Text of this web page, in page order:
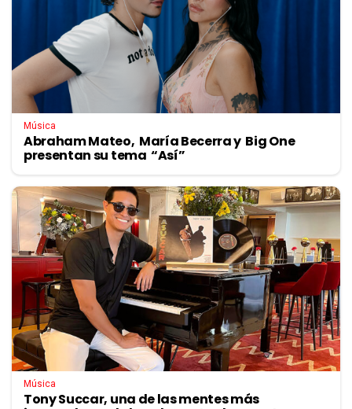
Música
Abraham Mateo, María Becerra y Big One
presentan su tema “Así”
Música
Tony Succar, una de las mentes más